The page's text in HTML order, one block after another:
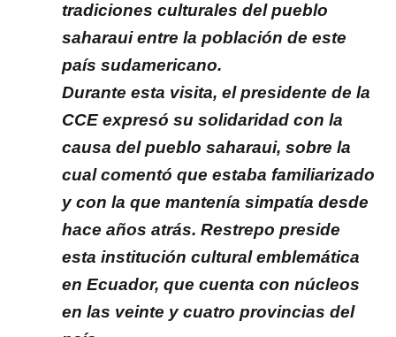
tradiciones culturales del pueblo
saharaui entre la población de este
país sudamericano.
Durante esta visita, el presidente de la
CCE expresó su solidaridad con la
causa del pueblo saharaui, sobre la
cual comentó que estaba familiarizado
y con la que mantenía simpatía desde
hace años atrás. Restrepo preside
esta institución cultural emblemática
en Ecuador, que cuenta con núcleos
en las veinte y cuatro provincias del